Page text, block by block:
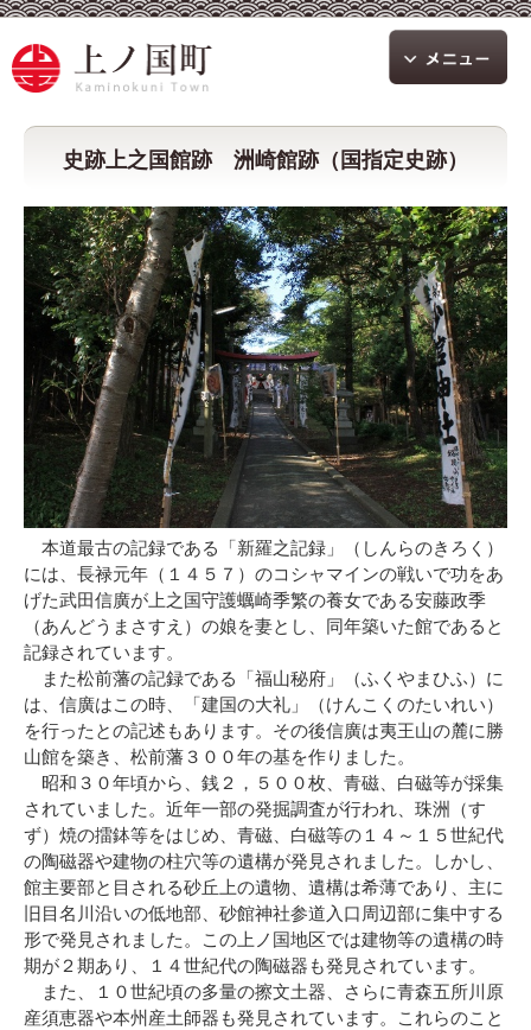
史跡上之国館跡 洲崎館跡（国指定史跡）
本道最古の記録である「新羅之記録」（しんらのきろく）
には、長禄元年（１４５７）のコシャマインの戦いで功をあ
げた武田信廣が上之国守護蠣崎季繁の養女である安藤政季
（あんどうまさすえ）の娘を妻とし、同年築いた館であると
記録されています。
また松前藩の記録である「福山秘府」（ふくやまひふ）に
は、信廣はこの時、「建国の大礼」（けんこくのたいれい）
を行ったとの記述もあります。その後信廣は夷王山の麓に勝
山館を築き、松前藩３００年の基を作りました。
昭和３０年頃から、銭２，５００枚、青磁、白磁等が採集
されていました。近年一部の発掘調査が行われ、珠洲（す
ず）焼の擂鉢等をはじめ、青磁、白磁等の１４～１５世紀代
の陶磁器や建物の柱穴等の遺構が発見されました。しかし、
館主要部と目される砂丘上の遺物、遺構は希薄であり、主に
旧目名川沿いの低地部、砂館神社参道入口周辺部に集中する
形で発見されました。この上ノ国地区では建物等の遺構の時
期が２期あり、１４世紀代の陶磁器も発見されています。
また、１０世紀頃の多量の擦文土器、さらに青森五所川原
産須恵器や本州産土師器も発見されています。これらのこと